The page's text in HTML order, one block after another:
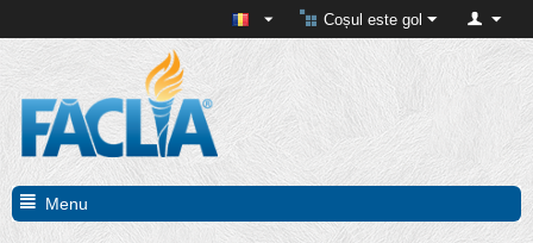
Coșul este gol
Menu